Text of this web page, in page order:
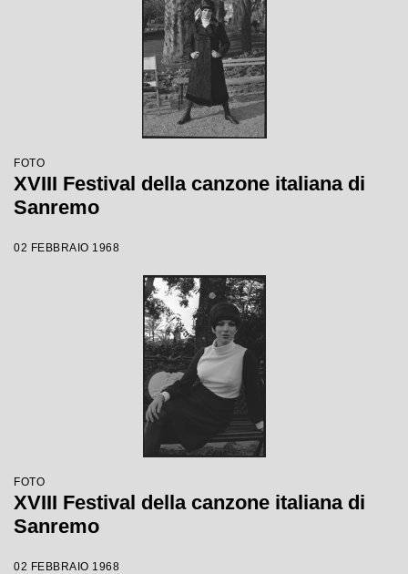
FOTO
XVIII Festival della canzone italiana di
Sanremo
02 FEBBRAIO 1968
FOTO
XVIII Festival della canzone italiana di
Sanremo
02 FEBBRAIO 1968